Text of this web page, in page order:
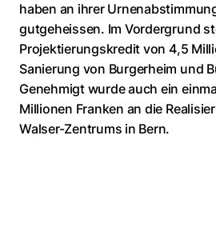
haben an ihrer
gutgeheissen. Im Vordergrund
Projektierungskredit von 4,5
Sanierung von Burgerheim und
Genehmigt wurde auch ein
Millionen Franken an die
Walser-Zentrums in Bern.